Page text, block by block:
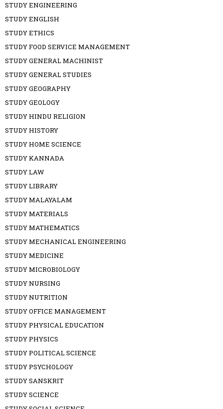
STUDY ENGINEERING
STUDY ENGLISH
STUDY ETHICS
STUDY FOOD SERVICE MANAGEMENT
STUDY GENERAL MACHINIST
STUDY GENERAL STUDIES
STUDY GEOGRAPHY
STUDY GEOLOGY
STUDY HINDU RELIGION
STUDY HISTORY
STUDY HOME SCIENCE
STUDY KANNADA
STUDY LAW
STUDY LIBRARY
STUDY MALAYALAM
STUDY MATERIALS
STUDY MATHEMATICS
STUDY MECHANICAL ENGINEERING
STUDY MEDICINE
STUDY MICROBIOLOGY
STUDY NURSING
STUDY NUTRITION
STUDY OFFICE MANAGEMENT
STUDY PHYSICAL EDUCATION
STUDY PHYSICS
STUDY POLITICAL SCIENCE
STUDY PSYCHOLOGY
STUDY SANSKRIT
STUDY SCIENCE